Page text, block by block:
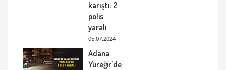
karıştı: 2
polis
yaralı
05.07.2024
Adana
Yüreğir'de